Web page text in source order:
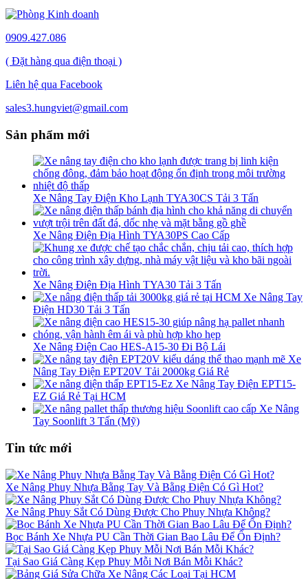
0909.427.086
( Đặt hàng qua điện thoại )
Liên hệ qua Facebook
sales3.hungviet@gmail.com
Sản phẩm mới
Xe Nâng Tay Điện Kho Lạnh TYA30CS Tải 3 Tấn
Xe Nâng Điện Địa Hình TYA30PS Cao Cấp
Xe Nâng Điện Địa Hình TYA30 Tải 3 Tấn
Xe Nâng Tay
Điện HD30 Tải 3 Tấn
Xe Nâng Điện Cao HES-A15-30 Đi Bộ Lái
Xe
Nâng Tay Điện EPT20V Tải 2000kg Giá Rẻ
Xe Nâng Tay Điện EPT15-
EZ Giá Rẻ Tại HCM
Xe Nâng
Tay Soonlift 3 Tấn (Mỹ)
Tin tức mới
Xe Nâng Phuy Nhựa Bằng Tay Và Bằng Điện Có Gì Hot?
Xe Nâng Phuy Sắt Có Dùng Được Cho Phuy Nhựa Không?
Bọc Bánh Xe Nhựa PU Cần Thời Gian Bao Lâu Để Ổn Định?
Tại Sao Giá Càng Kẹp Phuy Mỗi Nơi Bán Mỗi Khác?